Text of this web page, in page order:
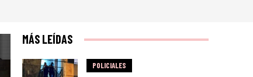
MÁS LEÍDAS
POLICIALES